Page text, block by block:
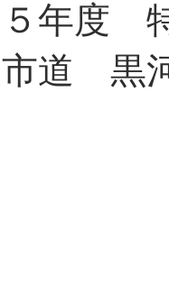
年度
道 黒